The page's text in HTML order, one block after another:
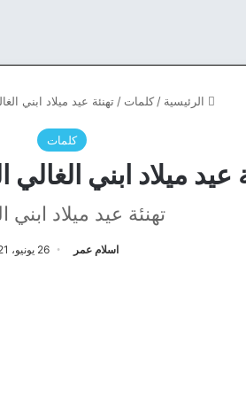
الرئيسية / كلمات / تهنئة عيد ميلاد ابني
كلمات
عيد ميلاد ابني
تهنئة عيد ميلاد ابني
اسلام عمر 26 يونيو، 2021